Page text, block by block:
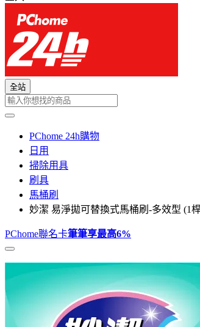
全站
PChome 24h購物
日用
掃除用具
刷具
馬桶刷
妙潔 易淨拋可替換式馬桶刷-多效型 (1
PChome聯名卡筆筆享最高6%